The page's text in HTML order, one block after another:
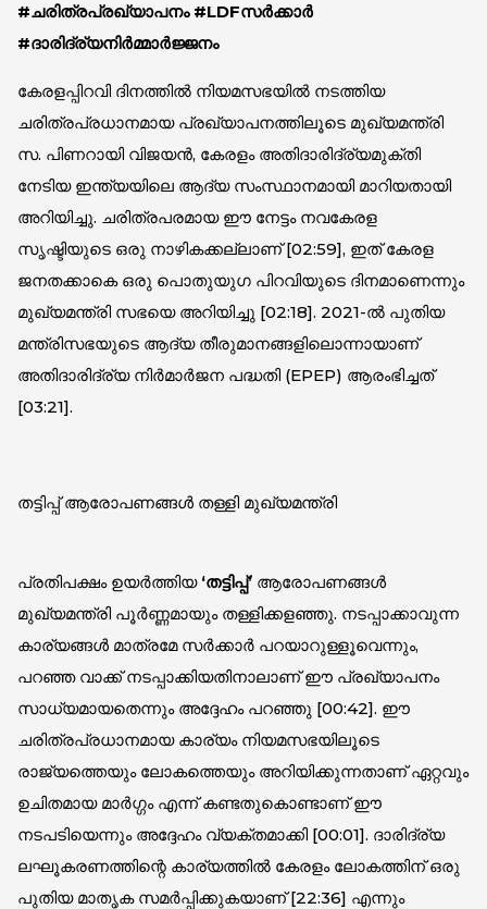
#ചരിത്രപ്രഖ്യാപനം #LDFസർക്കാർ
#ദാരിദ്ര്യനിർമ്മാർജ്ജനം
കേരളപ്പിറവി ദിനത്തിൽ നിയമസഭയിൽ നടത്തിയ
ചരിത്രപ്രധാനമായ പ്രഖ്യാപനത്തിലൂടെ മുഖ്യമന്ത്രി
സ. പിണറായി വിജയൻ, കേരളം അതിദാരിദ്ര്യമുക്തി
നേടിയ ഇന്ത്യയിലെ ആദ്യ സംസ്ഥാനമായി മാറിയതായി
അറിയിച്ചു. ചരിത്രപരമായ ഈ നേട്ടം നവകേരള
സൃഷ്ടിയുടെ ഒരു നാഴികക്കല്ലാണ് [02:59], ഇത് കേരള
ജനതക്കാകെ ഒരു പൊതുയുഗ പിറവിയുടെ ദിനമാണെന്നും
മുഖ്യമന്ത്രി സഭയെ അറിയിച്ചു [02:18]. 2021-ൽ പുതിയ
മന്ത്രിസഭയുടെ ആദ്യ തീരുമാനങ്ങളിലൊന്നായാണ്
അതിദാരിദ്ര്യ നിർമാർജന പദ്ധതി (EPEP) ആരംഭിച്ചത്
[03:21].
തട്ടിപ്പ് ആരോപണങ്ങൾ തള്ളി മുഖ്യമന്ത്രി
പ്രതിപക്ഷം ഉയർത്തിയ ‘തട്ടിപ്പ്’ ആരോപണങ്ങൾ
മുഖ്യമന്ത്രി പൂർണ്ണമായും തള്ളിക്കളഞ്ഞു. നടപ്പാക്കാവുന്ന
കാര്യങ്ങൾ മാത്രമേ സർക്കാർ പറയാറുള്ളൂവെന്നും,
പറഞ്ഞ വാക്ക് നടപ്പാക്കിയതിനാലാണ് ഈ പ്രഖ്യാപനം
സാധ്യമായതെന്നും അദ്ദേഹം പറഞ്ഞു [00:42]. ഈ
ചരിത്രപ്രധാനമായ കാര്യം നിയമസഭയിലൂടെ
രാജ്യത്തെയും ലോകത്തെയും അറിയിക്കുന്നതാണ് ഏറ്റവും
ഉചിതമായ മാർഗ്ഗം എന്ന് കണ്ടതുകൊണ്ടാണ് ഈ
നടപടിയെന്നും അദ്ദേഹം വ്യക്തമാക്കി [00:01]. ദാരിദ്ര്യ
ലഘൂകരണത്തിന്റെ കാര്യത്തിൽ കേരളം ലോകത്തിന് ഒരു
പുതിയ മാതൃക സമർപ്പിക്കുകയാണ് [22:36] എന്നും